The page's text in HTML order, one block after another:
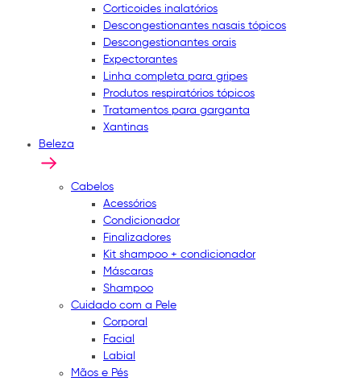
Corticoides inalatórios
Descongestionantes nasais tópicos
Descongestionantes orais
Expectorantes
Linha completa para gripes
Produtos respiratórios tópicos
Tratamentos para garganta
Xantinas
Beleza
Cabelos
Acessórios
Condicionador
Finalizadores
Kit shampoo + condicionador
Máscaras
Shampoo
Cuidado com a Pele
Corporal
Facial
Labial
Mãos e Pés